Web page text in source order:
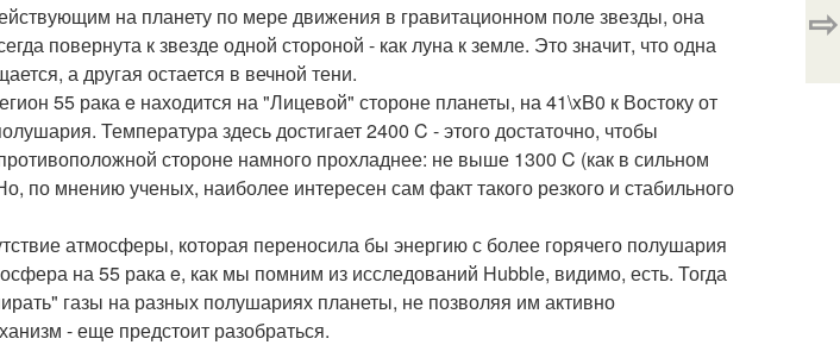
на планету по мере движения в гравитационном поле звезды, она
повернута к звезде одной стороной - как луна к земле. Это значит, что одна
а другая остается в вечной тени.
55 рака e находится на "Лицевой" стороне планеты, на 41\xB0 к Востоку от
Температура здесь достигает 2400 C - этого достаточно, чтобы
стороне намного прохладнее: не выше 1300 C (как в сильном
по мнению ученых, наиболее интересен сам факт такого резкого и стабильного
атмосферы, которая переносила бы энергию с более горячего полушария
на 55 рака e, как мы помним из исследований Hubble, видимо, есть. Тогда
газы на разных полушариях планеты, не позволяя им активно
- еще предстоит разобраться.
⇨